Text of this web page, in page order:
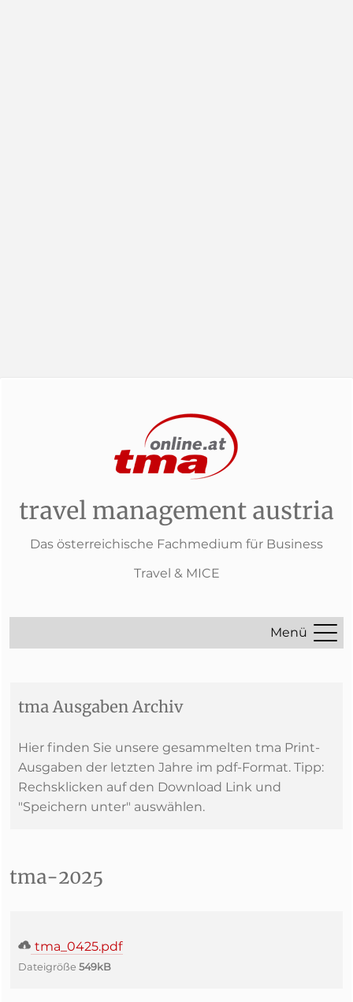
travel management austria
Das österreichische Fachmedium für Business
Travel & MICE
Menü
tma Ausgaben Archiv
Hier finden Sie unsere gesammelten tma Print-
Ausgaben der letzten Jahre im pdf-Format. Tipp:
Rechsklicken auf den Download Link und
"Speichern unter" auswählen.
tma-2025
tma_0425.pdf
Dateigröße 549kB